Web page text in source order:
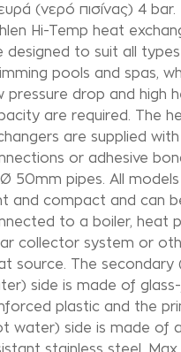
(νερό πισίνας) 4 bar.
Hi-Temp heat
designed to suit all
pools and spas,
pressure drop and high
are required. The
are supplied with
or adhesive
50mm pipes. All
and compact and can
to a boiler, heat
collector system or
source. The secondary
side is made of
plastic and the
water) side is made of
stainless steel. Max.